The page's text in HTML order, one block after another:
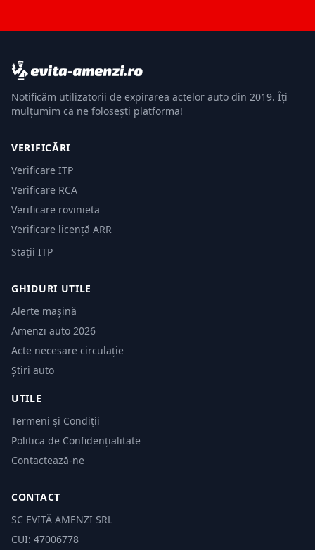
Notificăm utilizatorii de expirarea actelor auto din 2019. Îți
mulțumim că ne folosești platforma!
VERIFICĂRI
Verificare ITP
Verificare RCA
Verificare rovinieta
Verificare licență ARR
Stații ITP
GHIDURI UTILE
Alerte mașină
Amenzi auto 2026
Acte necesare circulație
Știri auto
UTILE
Termeni și Condiții
Politica de Confidențialitate
Contactează-ne
CONTACT
SC EVITĂ AMENZI SRL
CUI: 47006778